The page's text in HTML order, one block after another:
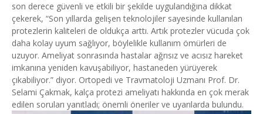
son derece güvenli ve etkili bir şekilde uygulandığına dikkat
çekerek, “Son yıllarda gelişen teknolojiler sayesinde kullanılan
protezlerin kaliteleri de oldukça arttı. Artık protezler vücuda çok
daha kolay uyum sağlıyor, böylelikle kullanım ömürleri de
uzuyor. Ameliyat sonrasında hastalar ağrısız ve acısız hareket
imkanına yeniden kavuşabiliyor, hastaneden yürüyerek
çıkabiliyor.” diyor. Ortopedi ve Travmatoloji Uzmanı Prof. Dr.
Selami Çakmak, kalça protezi ameliyatı hakkında en çok merak
edilen soruları yanıtladı; önemli öneriler ve uyarılarda bulundu.